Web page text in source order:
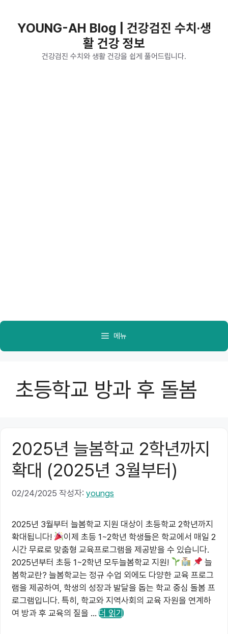
YOUNG-AH Blog | 건강검진 수치·생
활 건강 정보
건강검진 수치와 생활 건강을 쉽게 풀어드립니다.
메뉴
초등학교 방과 후 돌봄
2025년 늘봄학교 2학년까지
확대 (2025년 3월부터)
02/24/2025 작성자: youngs
2025년 3월부터 늘봄학교 지원 대상이 초등학교 2학년까지
확대됩니다!
이제 초등 1~2학년 학생들은 학교에서 매일 2
시간 무료로 맞춤형 교육프로그램을 제공받을 수 있습니다.
2025년부터 초등 1~2학년 모두늘봄학교 지원!
늘
봄학교란? 늘봄학교는 정규 수업 외에도 다양한 교육 프로그
램을 제공하여, 학생의 성장과 발달을 돕는 학교 중심 돌봄 프
로그램입니다. 특히, 학교와 지역사회의 교육 자원을 연계하
여 방과 후 교육의 질을 … 더 읽기